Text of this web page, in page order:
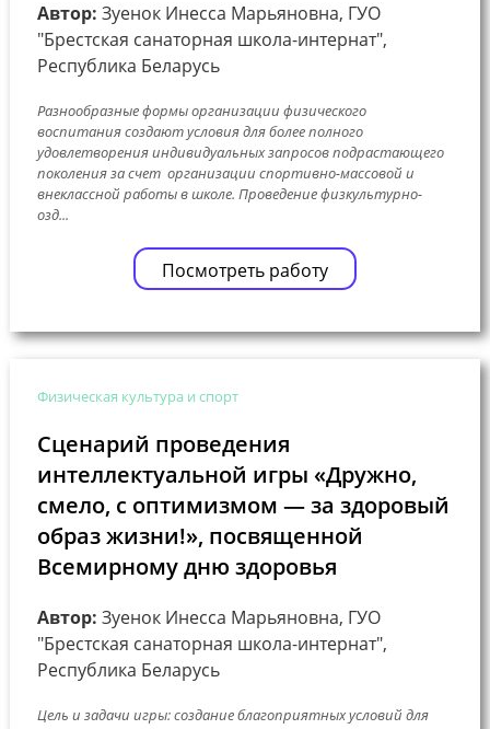
Автор: Зуенок Инесса Марьяновна, ГУО
"Брестская санаторная школа-интернат",
Республика Беларусь
Разнообразные формы организации физического
воспитания создают условия для более полного
удовлетворения индивидуальных запросов подрастающего
поколения за счет организации спортивно-массовой и
внеклассной работы в школе. Проведение физкультурно-
озд...
Посмотреть работу
Физическая культура и спорт
Сценарий проведения
интеллектуальной игры «Дружно,
смело, с оптимизмом — за здоровый
образ жизни!», посвященной
Всемирному дню здоровья
Автор: Зуенок Инесса Марьяновна, ГУО
"Брестская санаторная школа-интернат",
Республика Беларусь
Цель и задачи игры: создание благоприятных условий для